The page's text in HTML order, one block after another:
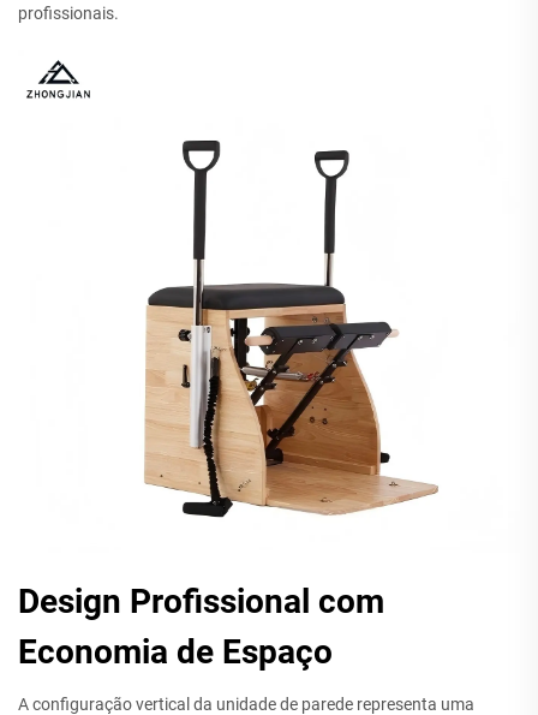
profissionais.
Design Profissional com
Economia de Espaço
A configuração vertical da unidade de parede representa uma